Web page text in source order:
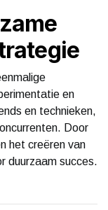
en
en technieken,
Door
het creëren van
duurzaam succes.